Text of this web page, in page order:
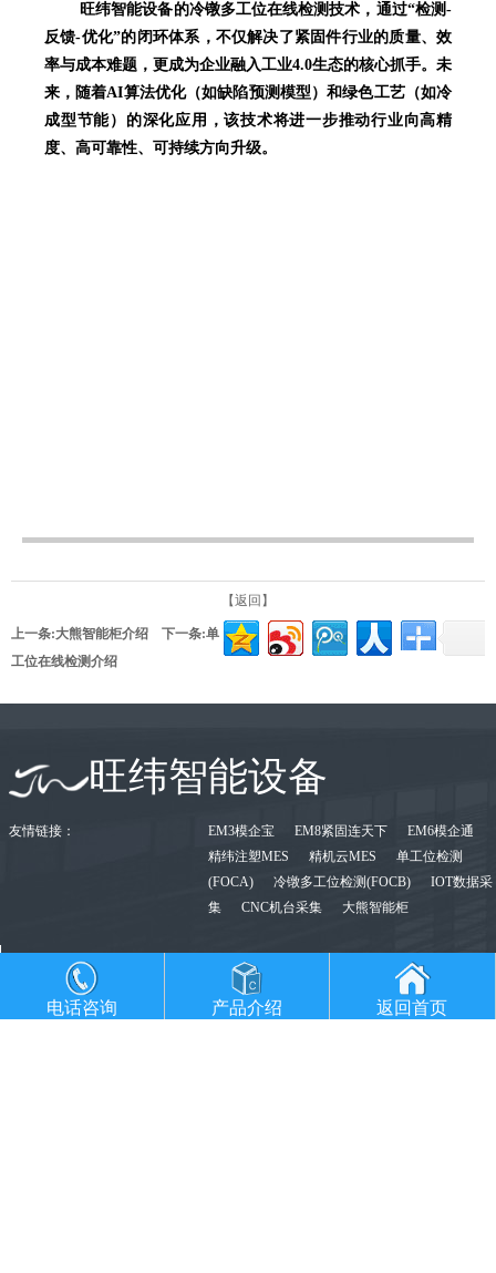
旺纬智能设备的冷镦多工位在线检测技术，通过“检测-
反馈-优化”的闭环体系，不仅解决了紧固件行业的质量、效
率与成本难题，更成为企业融入工业4.0生态的核心抓手。未
来，随着AI算法优化（如缺陷预测模型）和绿色工艺（如冷
成型节能）的深化应用，该技术将进一步推动行业向高精
度、高可靠性、可持续方向升级。
【返回】
上一条:大熊智能柜介绍 下一条:单
工位在线检测介绍
旺纬智能设备
友情链接： EM3模企宝 EM8紧固连天下
EM6模企通
精纬注塑MES
精机云MES
单工位检测
(FOCA)
冷镦多工位检测(FOCB)
IOT数据采
集
CNC机台采集 大熊智能柜
400-902-8722
sales@jwerp.com
电话咨询 产品介绍 返回首页